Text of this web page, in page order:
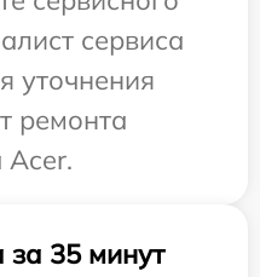
сервиса
уточнения
ремонта
Acer.
35 минут